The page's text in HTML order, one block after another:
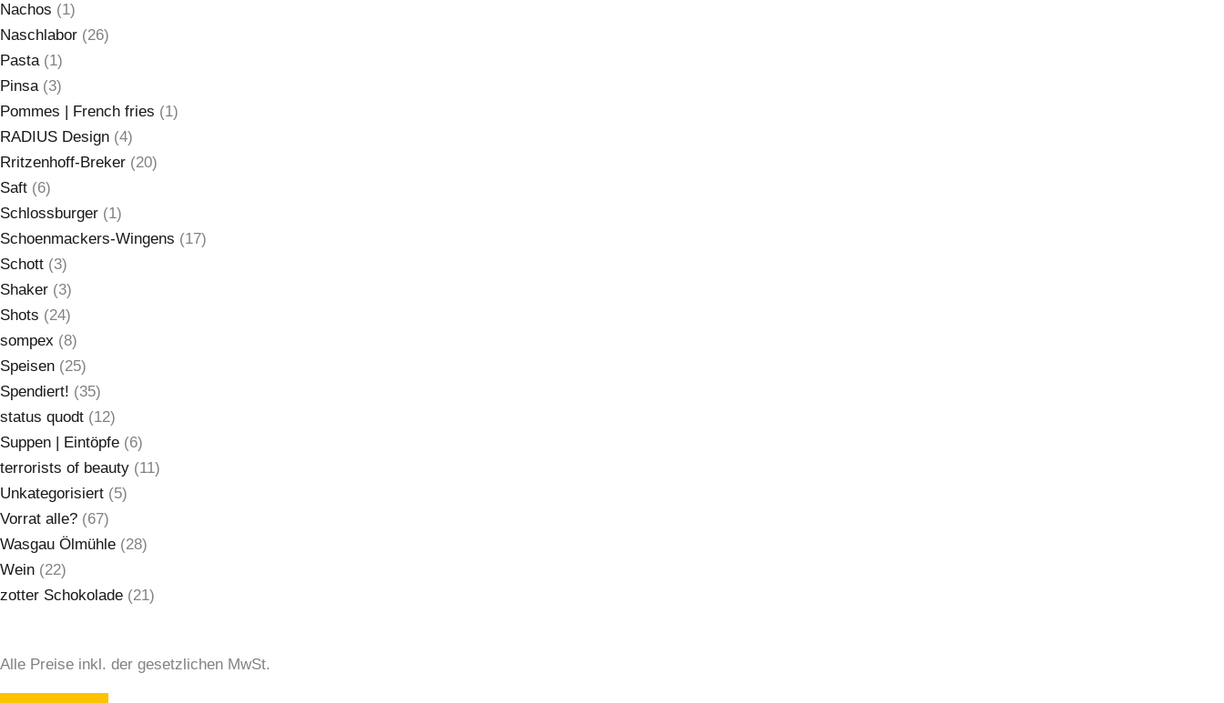
Nachos (1)
Naschlabor (26)
Pasta (1)
Pinsa (3)
Pommes | French fries (1)
RADIUS Design (4)
Rritzenhoff-Breker (20)
Saft (6)
Schlossburger (1)
Schoenmackers-Wingens (17)
Schott (3)
Shaker (3)
Shots (24)
sompex (8)
Speisen (25)
Spendiert! (35)
status quodt (12)
Suppen | Eintöpfe (6)
terrorists of beauty (11)
Unkategorisiert (5)
Vorrat alle? (67)
Wasgau Ölmühle (28)
Wein (22)
zotter Schokolade (21)
Alle Preise inkl. der gesetzlichen MwSt.